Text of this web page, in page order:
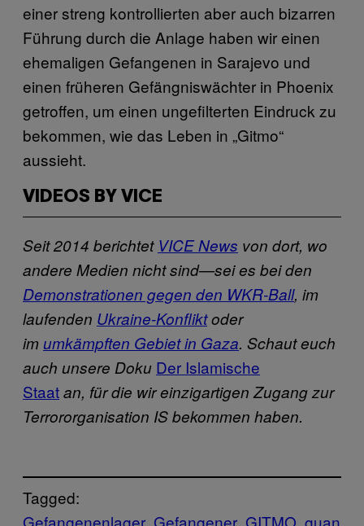
einer streng kontrollierten aber auch bizarren
Führung durch die Anlage haben wir einen
ehemaligen Gefangenen in Sarajevo und
einen früheren Gefängniswächter in Phoenix
getroffen, um einen ungefilterten Eindruck zu
bekommen, wie das Leben in „Gitmo“
aussieht.
VIDEOS BY VICE
Seit 2014 berichtet VICE News von dort, wo
andere Medien nicht sind—sei es bei den
Demonstrationen gegen den WKR-Ball, im
laufenden Ukraine-Konfliktoder
imumkämpften Gebiet in Gaza. Schaut euch
auch unsere Doku Der Islamische
Staatan, für die wir einzigartigen Zugang zur
Terrororganisation IS bekommen haben.
Tagged: